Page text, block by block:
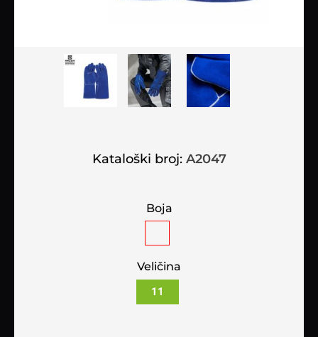
Kataloški broj: A2047
Boja
Veličina
11